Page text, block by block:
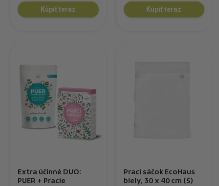
Kúpiť teraz Kúpiť teraz
Extra účinné DUO:
PUER + Pracie
Prací sáčok EcoHaus
biely, 30 x 40 cm (S)